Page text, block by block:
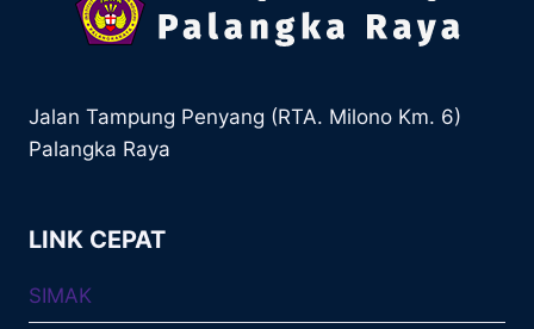
Jalan Tampung Penyang (RTA. Milono Km. 6)
Palangka Raya
LINK CEPAT
SIMAK